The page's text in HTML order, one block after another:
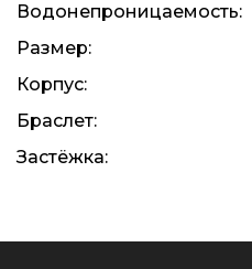
Водонепроницаемость:
Размер:
Корпус:
Браслет:
Застёжка: